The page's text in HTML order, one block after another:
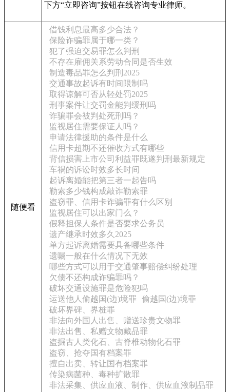
下方“立即咨询”按钮在线咨询专业律师。
随便看
借钱利息最高多少合法？
保险诈骗罪属于哪一类？
犯了强迫交易罪怎么判刑
不存在雇佣关系劳动合同是否生效
制造毒品罪怎么判刑2025
交通事故起诉有时间限制吗
取得谅解可否从轻处罚2025
刑事案件让交罚金能判缓刑吗
诈骗罪会被判处死刑吗？
监视居住需要保证人吗？
申请法律援助的条件是什么
信用卡超期不还催收方式有哪些
背信损害上市公司利益罪既遂判刑最新规定
车祸的诉讼时效多长时间
起诉离婚能把第三者一起告吗
勒索多少钱构成敲诈勒索罪
盗窃罪、信用卡诈骗罪有什么区别
监视居住可以出家门么？
假释担保人条件是否要求公务员
遗产继承时效多久2025
单方起诉离婚需要具备哪些条件
遗嘱一般在什么情况下无效
哪些方式可以用于交通肇事赔偿纠纷处理
欠债不还构成诈骗罪吗？
破坏交通设施罪是危险犯吗
运送他人偷越国(边)境罪
偷越国(边)境罪
破坏界碑、界桩罪
非法向外国人出售、赠送珍贵文物罪
非法出售、私赠文物藏品罪
盗掘古人类化石、古脊椎动物化石罪
盗窃、抢夺国有档案罪
擅自出卖、转让国有档案罪
传染病菌种、毒种扩散罪
非法采集、供应血液、制作、供应血液制品罪